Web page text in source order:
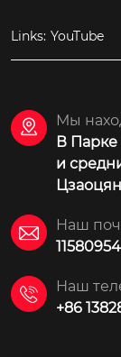
Links: YouTube

Мы
В Парке
и

Наш

Наш
+86